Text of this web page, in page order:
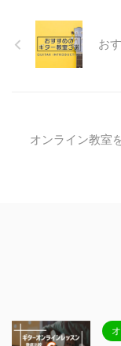
お
オンライン教室